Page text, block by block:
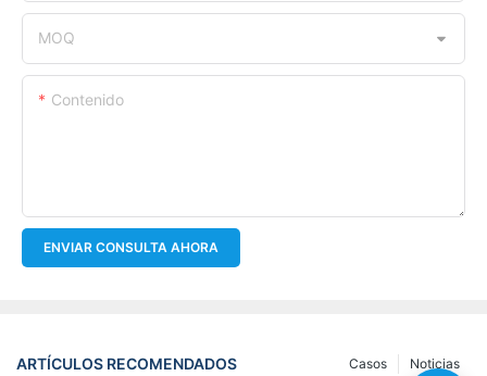
MOQ
Contenido
ENVIAR CONSULTA AHORA
ARTÍCULOS RECOMENDADOS Noticias
Casos